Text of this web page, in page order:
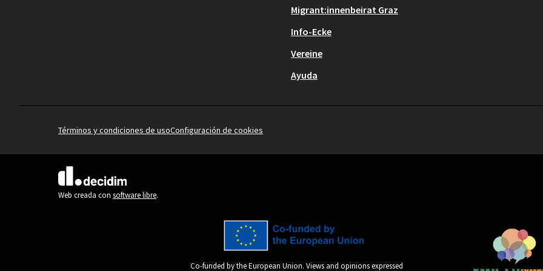
Migrant:innenbeirat Graz
Info-Ecke
Vereine
Ayuda
Términos y condiciones de usoConfiguración de cookies
(Enlace externo)
Web creada con software libre.
Co-funded by the European Union. Views and opinions expressed